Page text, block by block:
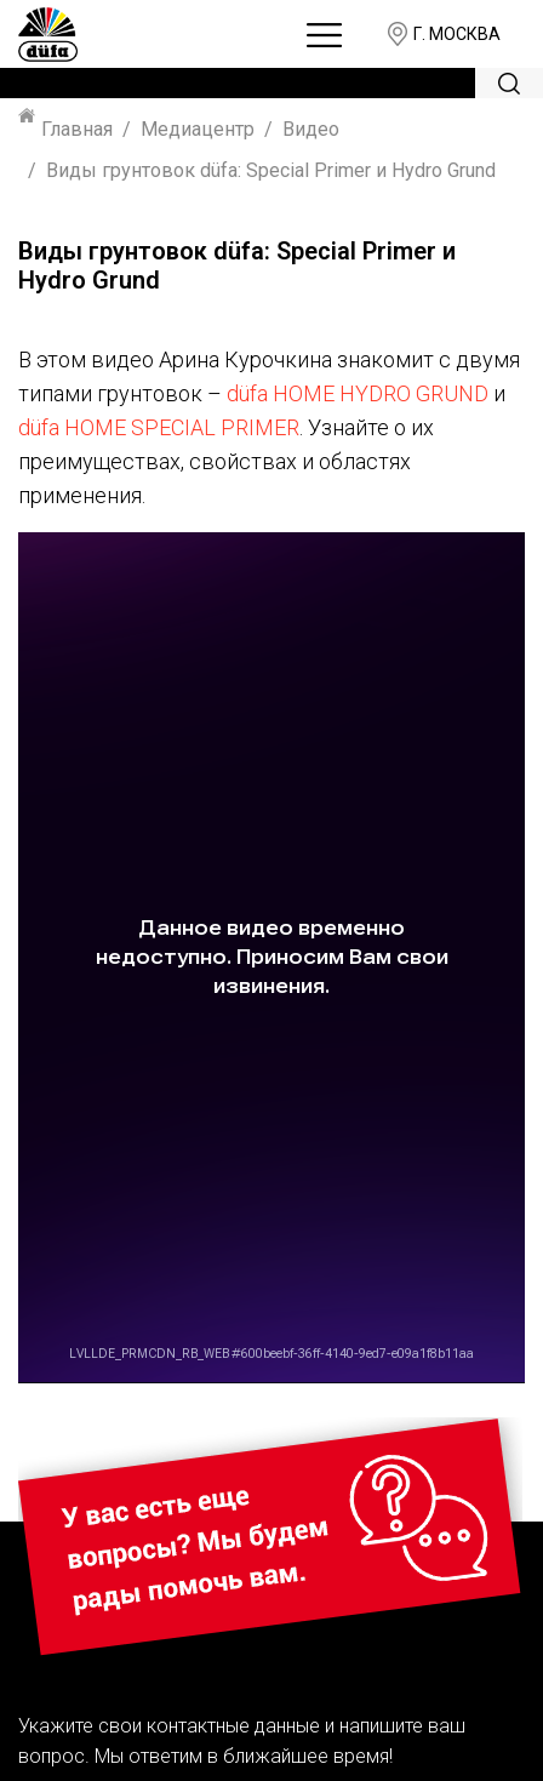
Г. МОСКВА
Главная Медиацентр
Видео
Виды грунтовок düfa: Special Primer и Hydro Grund
Виды грунтовок düfa: Special Primer и
Hydro Grund
В этом видео Арина Курочкина знакомит с двумя
типами грунтовок – düfa HOME HYDRO GRUND и
düfa HOME SPECIAL PRIMER . Узнайте о их
преимуществах, свойствах и областях
применения.
Укажите свои контактные данные и напишите ваш
вопрос. Мы ответим в ближайшее время!